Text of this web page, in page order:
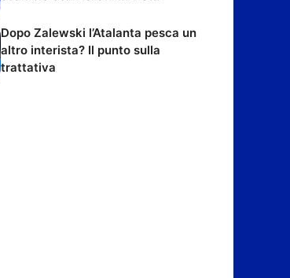
Dopo Zalewski l’Atalanta pesca un
altro interista? Il punto sulla
trattativa